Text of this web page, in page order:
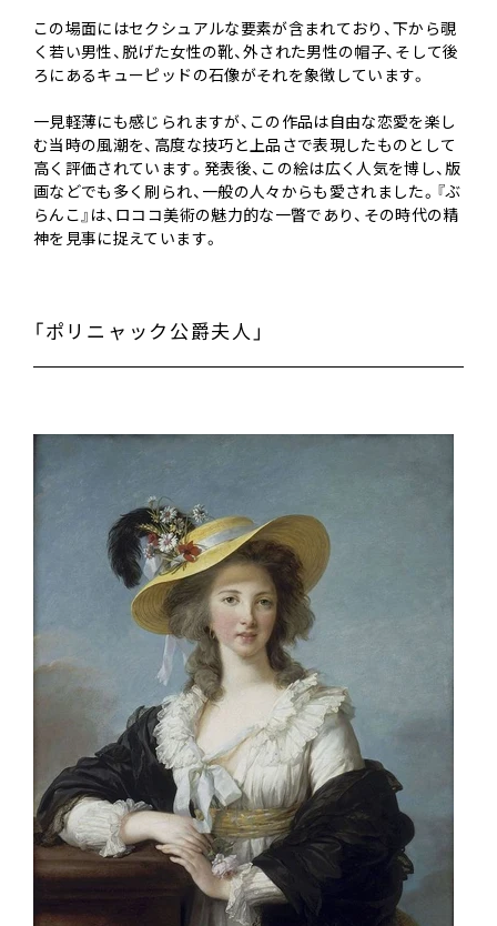
この場面にはセクシュアルな要素が含まれており、下から覗
く若い男性、脱げた女性の靴、外された男性の帽子、そして後
ろにあるキューピッドの石像がそれを象徴しています。
一見軽薄にも感じられますが、この作品は自由な恋愛を楽し
む当時の風潮を、高度な技巧と上品さで表現したものとして
高く評価されています。発表後、この絵は広く人気を博し、版
画などでも多く刷られ、一般の人々からも愛されました。『ぶ
らんこ』は、ロココ美術の魅力的な一瞥であり、その時代の精
神を見事に捉えています。
「ポリニャック公爵夫人」